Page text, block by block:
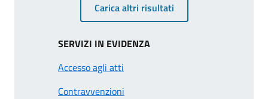
Carica altri risultati
SERVIZI IN EVIDENZA
Accesso agli atti
Contravvenzioni